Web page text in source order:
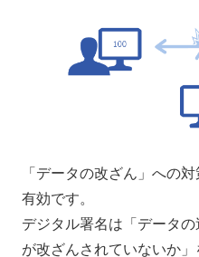
「データの改ざん」への
有効です。
デジタル署名は「データ
が改ざんされていないか